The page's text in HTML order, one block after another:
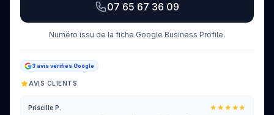
07 65 67 36 09
Numéro issu de la fiche Google Business Profile.
3 avis vérifiés Google
AVIS CLIENTS
Priscille P.
★★★★★